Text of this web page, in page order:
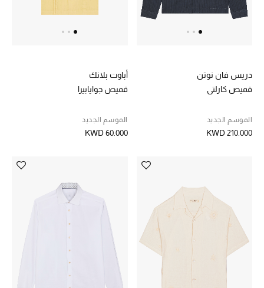
دريس فان نوتن
قميص كارلتي
الموسم الجديد
KWD 210.000
أباوت بلانك
قميص جوايابيرا
الموسم الجديد
KWD 60.000